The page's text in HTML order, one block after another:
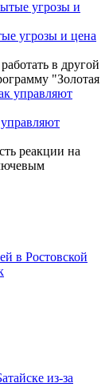
угрозы и цена
в другой
"Золотая
реакции на
в Ростовской
из-за